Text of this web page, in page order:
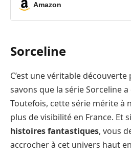
Amazon
Sorceline
C’est une véritable
savons que la série Sorceline
Toutefois, cette série mérite à
plus de visibilité en France. Et
histoires fantastiques, vous
accrocher à cet univers haut